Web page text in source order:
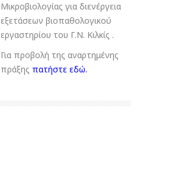
Μικροβιολογίας για διενέργεια
εξετάσεων βιοπαθολογικού
εργαστηρίου του Γ.Ν. Κιλκίς .
Για προβολή της αναρτημένης
πράξης πατήστε εδώ.